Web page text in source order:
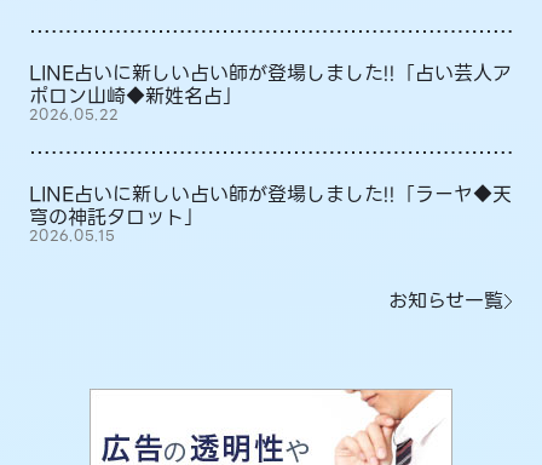
LINE占いに新しい占い師が登場しました!!「占い芸人ア
ポロン山崎◆新姓名占」
2026.05.22
LINE占いに新しい占い師が登場しました!!「ラーヤ◆天
穹の神託タロット」
2026.05.15
お知らせ一覧